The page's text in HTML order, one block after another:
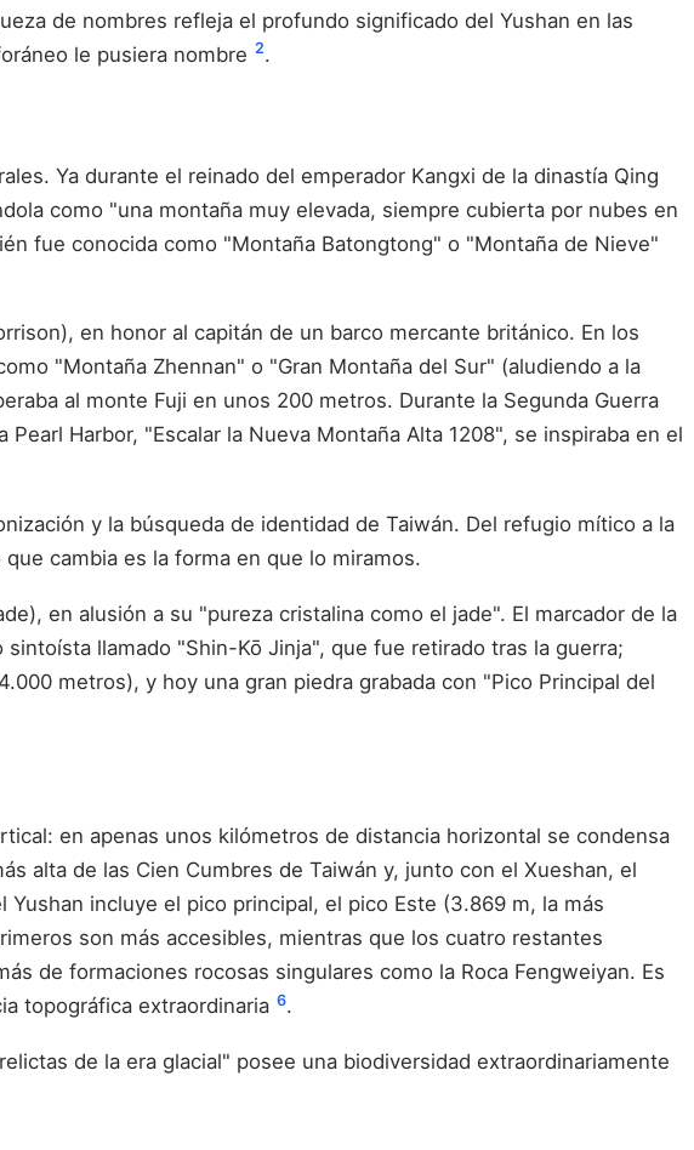
de nombres refleja el profundo significado del Yushan en las
le pusiera nombre 2.
Ya durante el reinado del emperador Kangxi de la dinastía Qing
como "una montaña muy elevada, siempre cubierta por nubes en
fue conocida como "Montaña Batongtong" o "Montaña de Nieve"
en honor al capitán de un barco mercante británico. En los
"Montaña Zhennan" o "Gran Montaña del Sur" (aludiendo a la
al monte Fuji en unos 200 metros. Durante la Segunda Guerra
Harbor, "Escalar la Nueva Montaña Alta 1208", se inspiraba en el
y la búsqueda de identidad de Taiwán. Del refugio mítico a la
cambia es la forma en que lo miramos.
en alusión a su "pureza cristalina como el jade". El marcador de la
llamado "Shin-Kō Jinja", que fue retirado tras la guerra;
metros), y hoy una gran piedra grabada con "Pico Principal del
en apenas unos kilómetros de distancia horizontal se condensa
alta de las Cien Cumbres de Taiwán y, junto con el Xueshan, el
incluye el pico principal, el pico Este (3.869 m, la más
son más accesibles, mientras que los cuatro restantes
de formaciones rocosas singulares como la Roca Fengweiyan. Es
topográfica extraordinaria 6.
de la era glacial" posee una biodiversidad extraordinariamente